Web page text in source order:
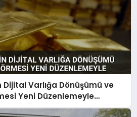
Dijital Varlığa Dönüşümü ve
Yeni Düzenlemeyle